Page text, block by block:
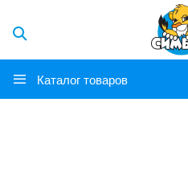
Каталог товаров